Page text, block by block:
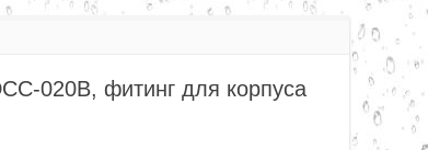
020B, фитинг для корпуса